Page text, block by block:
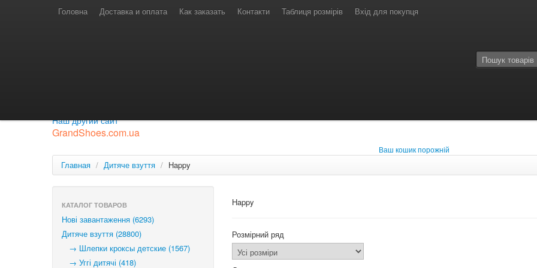
Головна Доставка и оплата Как заказать Контакти Таблиця розмірів Вхід для покупця
Лайф: (063) 527-76-88 МТС: (050) 967-41-33
Наш другий сайт
GrandShoes.com.ua
Ваш кошик порожній
Главная / Дитяче взуття / Happy
КАТАЛОГ ТОВАРОВ
Нові завантаження (6293)
Дитяче взуття (28800)
→ Шлепки кроксы детские (1567)
→ Уггі дитячі (418)
Happy
Розмірний ряд